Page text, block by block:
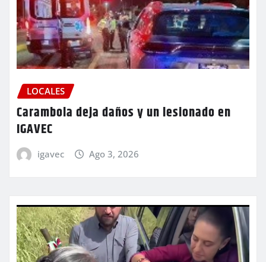
LOCALES
Carambola deja daños y un lesionado en
IGAVEC
igavec Ago 3, 2026